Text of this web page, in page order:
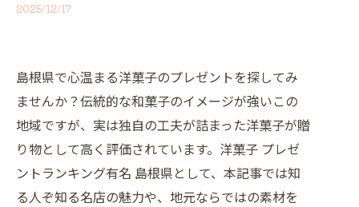
2025/12/17
島根県で心温まる洋菓子のプレゼントを探してみ
ませんか？伝統的な和菓子のイメージが強いこの
地域ですが、実は独自の工夫が詰まった洋菓子が贈
り物として高く評価されています。洋菓子 プレゼ
ントランキング有名 島根県として、本記事では知
る人ぞ知る名店の魅力や、地元ならではの素材を